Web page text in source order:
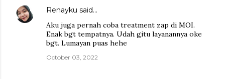
Renayku said…
Aku juga pernah coba treatment zap di MOI.
Enak bgt tempatnya. Udah gitu layanannya oke
bgt. Lumayan puas hehe
October 03, 2022